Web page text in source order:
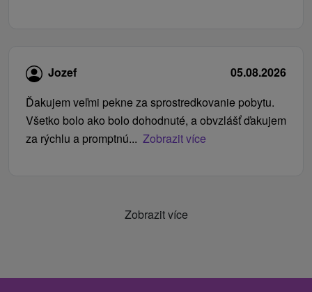
Jozef
05.08.2026
Ďakujem veľmi pekne za sprostredkovanie pobytu.
Všetko bolo ako bolo dohodnuté, a obvzlášť ďakujem
za rýchlu a promptnú... Zobrazit více
Zobrazit více